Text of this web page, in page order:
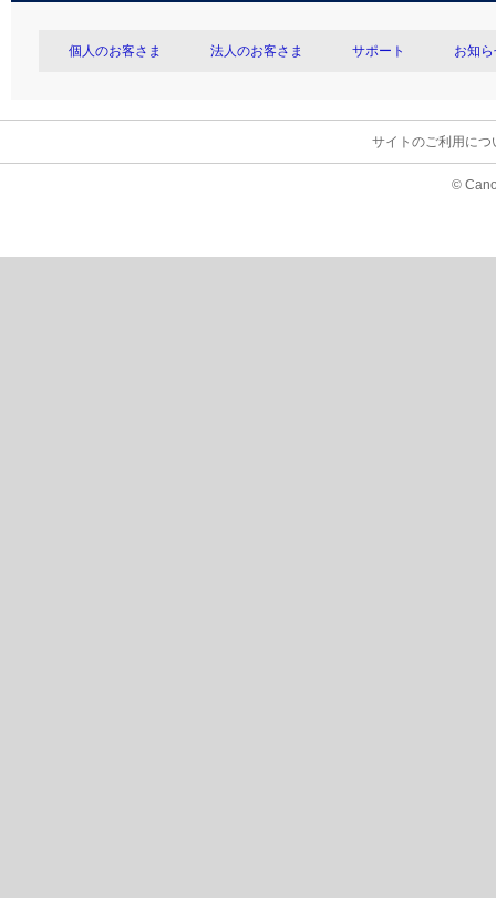
個人のお客さま 法人のお客さま サポート お知
サイトのご利用につ
©